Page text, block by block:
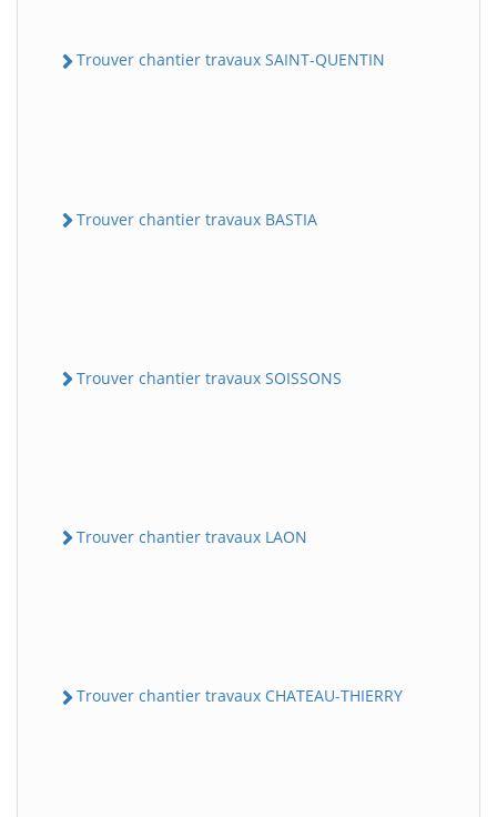
Trouver chantier travaux SAINT-QUENTIN
Trouver chantier travaux BASTIA
Trouver chantier travaux SOISSONS
Trouver chantier travaux LAON
Trouver chantier travaux CHATEAU-THIERRY